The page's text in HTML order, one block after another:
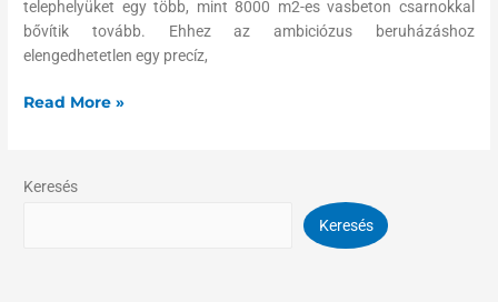
telephelyüket egy több, mint 8000 m2-es vasbeton csarnokkal
bővítik tovább. Ehhez az ambiciózus beruházáshoz
elengedhetetlen egy precíz,
Read More »
Keresés
Keresés